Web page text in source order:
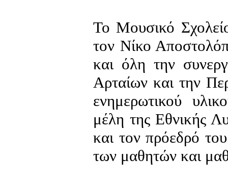
Το Μουσικό
τον Νίκο
και όλη την
Αρταίων και την
ενημερωτικού
μέλη της Εθνικής
και τον πρόεδρό
των μαθητών και